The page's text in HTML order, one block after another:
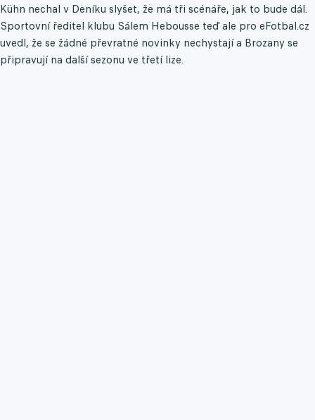
Kühn nechal v Deníku slyšet, že má tři scénáře, jak to bude dál.
Sportovní ředitel klubu Sálem Hebousse teď ale pro eFotbal.cz
uvedl, že se žádné převratné novinky nechystají a Brozany se
připravují na další sezonu ve třetí lize.